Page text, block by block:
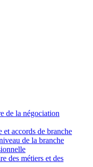
de la négociation
accords de branche
de la branche
des métiers et des